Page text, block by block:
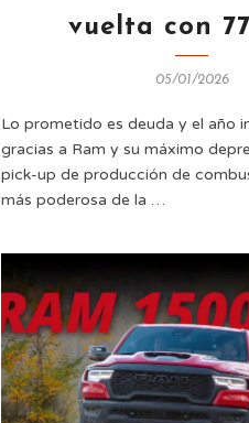
vuelta con
05/01/2026
Lo prometido es deuda y el año
gracias a Ram y su máximo
pick-up de producción de
más poderosa de la …